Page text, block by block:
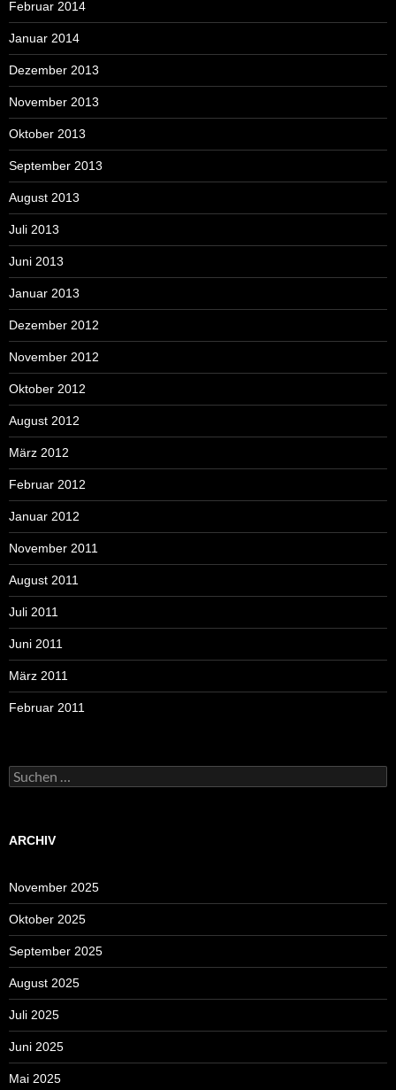
Februar 2014
Januar 2014
Dezember 2013
November 2013
Oktober 2013
September 2013
August 2013
Juli 2013
Juni 2013
Januar 2013
Dezember 2012
November 2012
Oktober 2012
August 2012
März 2012
Februar 2012
Januar 2012
November 2011
August 2011
Juli 2011
Juni 2011
März 2011
Februar 2011
Suchen
nach:
ARCHIV
November 2025
Oktober 2025
September 2025
August 2025
Juli 2025
Juni 2025
Mai 2025